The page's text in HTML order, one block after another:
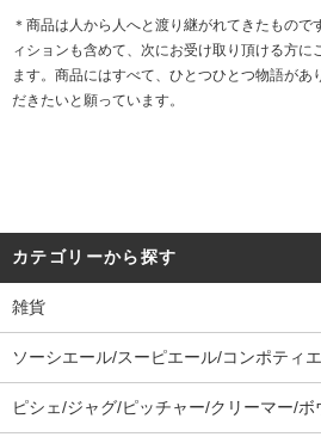
＊商品は人から人へと渡り継がれてきたもの
ィションも含めて、次にお受け取り頂ける方に
ます。商品にはすべて、ひとつひとつ物語があ
だきたいと願っています。
カテゴリーから探す
雑貨
ソーシエール/スーピエール/コンポティ
ピシェ/ジャグ/ピッチャー/クリーマー/ボ